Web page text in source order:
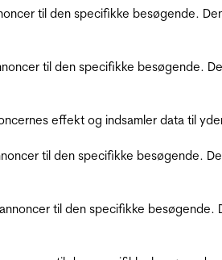
til den specifikke besøgende.
til den specifikke besøgende.
effekt og indsamler data til
til den specifikke besøgende.
til den specifikke besøgende.